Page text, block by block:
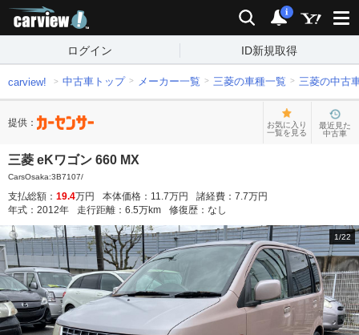
検索 通知
i
ログイン ID新規取得
carview! 中古車トップ メーカー一覧 三菱の車種一覧 三菱の中古
提供：
お気に入り
一覧を見る
最近見た
中古車
三菱 eKワゴン 660 MX
CarsOsaka:3B7107/
支払総額： 19.4万円 本体価格： 11.7万円 諸経費： 7.7万円
年式： 2012年 走行距離： 6.5万km 修復歴： なし
1/22